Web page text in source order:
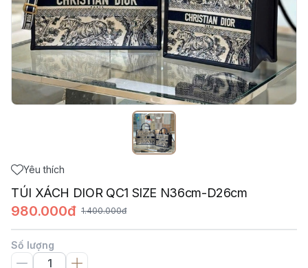
Yêu thích
TÚI XÁCH DIOR QC1 SIZE N36cm-D26cm
980.000đ 1.400.000đ
Số lượng